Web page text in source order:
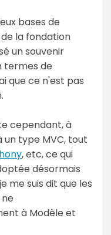
bases de
de la fondation
un souvenir
termes de
que ce n'est pas
cependant, à
type MVC, tout
, etc, ce qui
désormais
me suis dit que les
à Modèle et